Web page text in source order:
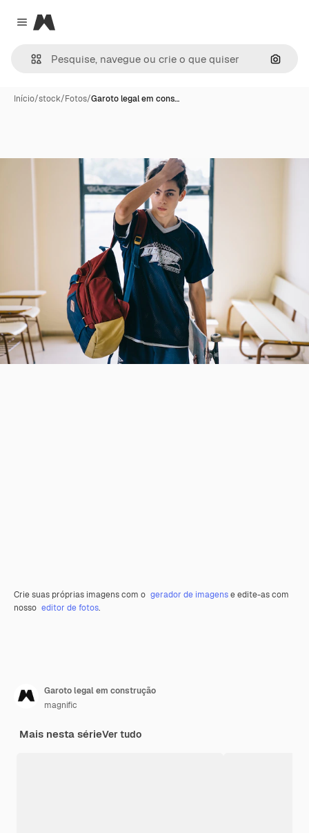
Close menu
Magnific
Início/stock/Fotos/Garoto legal em cons…
Crie suas próprias imagens com o gerador de imagense edite-as com
nosso editor de fotos.
Garoto legal em construção
magnific
Mais nesta sérieVer tudo